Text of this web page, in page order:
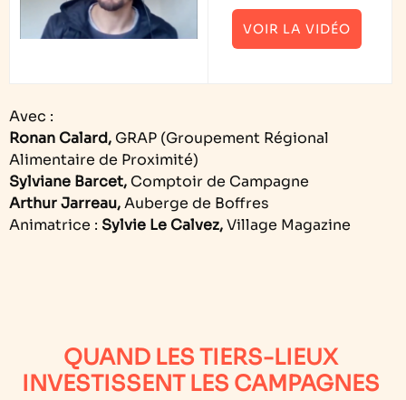
VOIR LA VIDÉO
Avec :
Ronan Calard, GRAP (Groupement Régional
Alimentaire de Proximité)
Sylviane Barcet, Comptoir de Campagne
Arthur Jarreau,Auberge de Boffres
Animatrice : Sylvie Le Calvez,Village Magazine
QUAND LES TIERS-LIEUX
INVESTISSENT LES CAMPAGNES